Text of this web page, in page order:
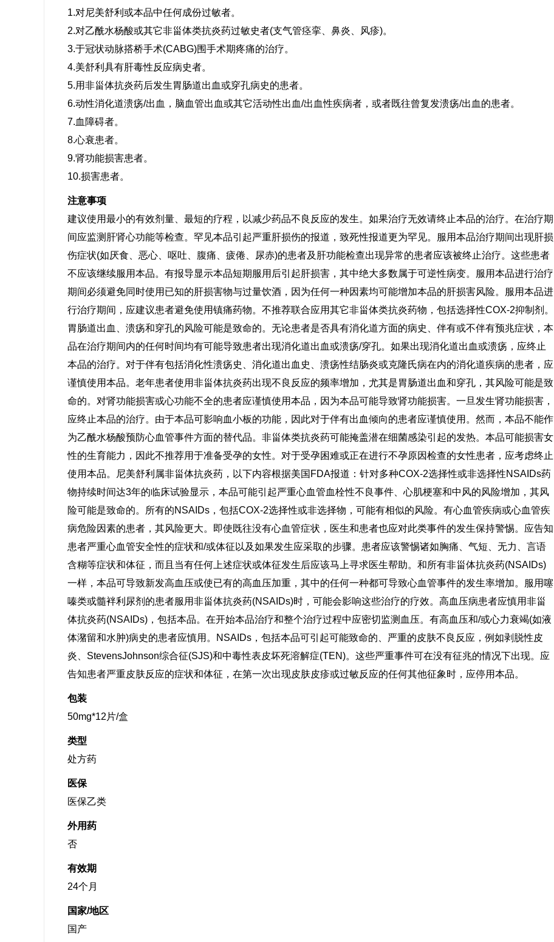
1.对尼美舒利或本品中任何成份过敏者。
2.对乙酰水杨酸或其它非甾体类抗炎药过敏史者(支气管痉挛、鼻炎、风疹)。
3.于冠状动脉搭桥手术(CABG)围手术期疼痛的治疗。
4.美舒利具有肝毒性反应病史者。
5.用非甾体抗炎药后发生胃肠道出血或穿孔病史的患者。
6.动性消化道溃疡/出血，脑血管出血或其它活动性出血/出血性疾病者，或者既往曾复发溃疡/出血的患者。
7.血障碍者。
8.心衰患者。
9.肾功能损害患者。
10.损害患者。
注意事项
建议使用最小的有效剂量、最短的疗程，以减少药品不良反应的发生。如果治疗无效请终止本品的治疗。在治疗期
间应监测肝肾心功能等检查。罕见本品引起严重肝损伤的报道，致死性报道更为罕见。服用本品治疗期间出现肝损
伤症状(如厌食、恶心、呕吐、腹痛、疲倦、尿赤)的患者及肝功能检查出现异常的患者应该被终止治疗。这些患者
不应该继续服用本品。有报导显示本品短期服用后引起肝损害，其中绝大多数属于可逆性病变。服用本品进行治疗
期间必须避免同时使用已知的肝损害物与过量饮酒，因为任何一种因素均可能增加本品的肝损害风险。服用本品进
行治疗期间，应建议患者避免使用镇痛药物。不推荐联合应用其它非甾体类抗炎药物，包括选择性COX-2抑制剂。
胃肠道出血、溃疡和穿孔的风险可能是致命的。无论患者是否具有消化道方面的病史、伴有或不伴有预兆症状，本
品在治疗期间内的任何时间均有可能导致患者出现消化道出血或溃疡/穿孔。如果出现消化道出血或溃疡，应终止
本品的治疗。对于伴有包括消化性溃疡史、消化道出血史、溃疡性结肠炎或克隆氏病在内的消化道疾病的患者，应
谨慎使用本品。老年患者使用非甾体抗炎药出现不良反应的频率增加，尤其是胃肠道出血和穿孔，其风险可能是致
命的。对肾功能损害或心功能不全的患者应谨慎使用本品，因为本品可能导致肾功能损害。一旦发生肾功能损害，
应终止本品的治疗。由于本品可影响血小板的功能，因此对于伴有出血倾向的患者应谨慎使用。然而，本品不能作
为乙酰水杨酸预防心血管事件方面的替代品。非甾体类抗炎药可能掩盖潜在细菌感染引起的发热。本品可能损害女
性的生育能力，因此不推荐用于准备受孕的女性。对于受孕困难或正在进行不孕原因检查的女性患者，应考虑终止
使用本品。尼美舒利属非甾体抗炎药，以下内容根据美国FDA报道：针对多种COX-2选择性或非选择性NSAIDs药
物持续时间达3年的临床试验显示，本品可能引起严重心血管血栓性不良事件、心肌梗塞和中风的风险增加，其风
险可能是致命的。所有的NSAIDs，包括COX-2选择性或非选择物，可能有相似的风险。有心血管疾病或心血管疾
病危险因素的患者，其风险更大。即使既往没有心血管症状，医生和患者也应对此类事件的发生保持警惕。应告知
患者严重心血管安全性的症状和/或体征以及如果发生应采取的步骤。患者应该警惕诸如胸痛、气短、无力、言语
含糊等症状和体征，而且当有任何上述症状或体征发生后应该马上寻求医生帮助。和所有非甾体抗炎药(NSAIDs)
一样，本品可导致新发高血压或使已有的高血压加重，其中的任何一种都可导致心血管事件的发生率增加。服用噻
嗪类或髓袢利尿剂的患者服用非甾体抗炎药(NSAIDs)时，可能会影响这些治疗的疗效。高血压病患者应慎用非甾
体抗炎药(NSAIDs)，包括本品。在开始本品治疗和整个治疗过程中应密切监测血压。有高血压和/或心力衰竭(如液
体潴留和水肿)病史的患者应慎用。NSAIDs，包括本品可引起可能致命的、严重的皮肤不良反应，例如剥脱性皮
炎、StevensJohnson综合征(SJS)和中毒性表皮坏死溶解症(TEN)。这些严重事件可在没有征兆的情况下出现。应
告知患者严重皮肤反应的症状和体征，在第一次出现皮肤皮疹或过敏反应的任何其他征象时，应停用本品。
包装
50mg*12片/盒
类型
处方药
医保
医保乙类
外用药
否
有效期
24个月
国家/地区
国产